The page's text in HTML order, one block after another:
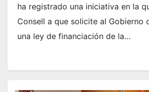
ha registrado una iniciativa en la
Consell a que solicite al Gobierno
una ley de financiación de la…